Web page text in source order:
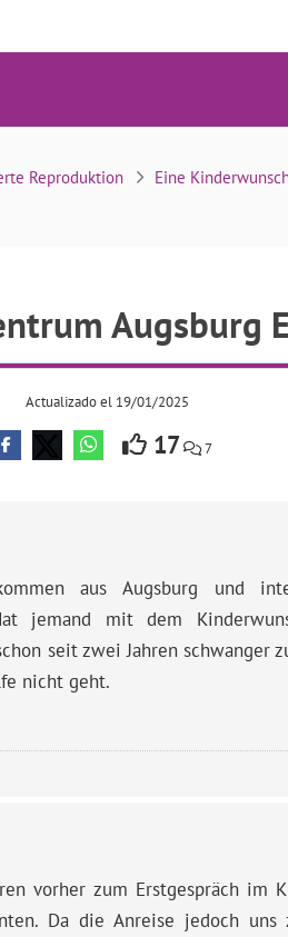
Augsburg Erfahrungen
10
Reproduktion Eine
Augsburg
Actualizado el 19/01/2025
17 7
aus Augsburg und
jemand mit dem
seit zwei Jahren schwanger
nicht geht.
vorher zum Erstgespräch im
Da die Anreise jedoch